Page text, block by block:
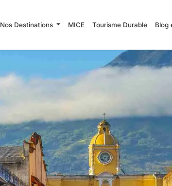
Nos Destinations MICE Tourisme Durable Blog
Rechercher